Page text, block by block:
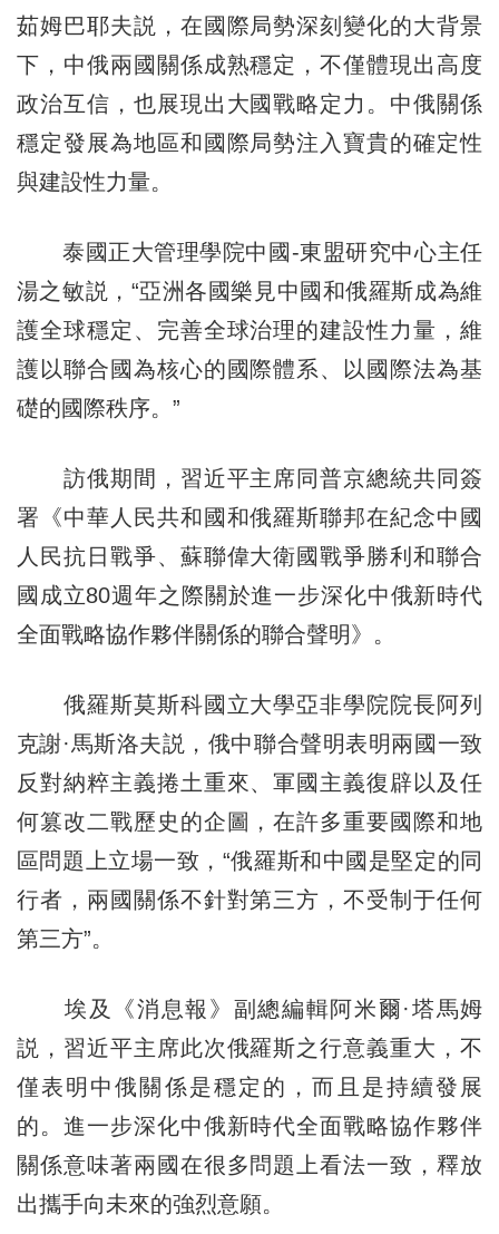
茹姆巴耶夫説，在國際局勢深刻變化的大背景
下，中俄兩國關係成熟穩定，不僅體現出高度
政治互信，也展現出大國戰略定力。中俄關係
穩定發展為地區和國際局勢注入寶貴的確定性
與建設性力量。
泰國正大管理學院中國-東盟研究中心主任
湯之敏説，“亞洲各國樂見中國和俄羅斯成為維
護全球穩定、完善全球治理的建設性力量，維
護以聯合國為核心的國際體系、以國際法為基
礎的國際秩序。”
訪俄期間，習近平主席同普京總統共同簽
署《中華人民共和國和俄羅斯聯邦在紀念中國
人民抗日戰爭、蘇聯偉大衛國戰爭勝利和聯合
國成立80週年之際關於進一步深化中俄新時代
全面戰略協作夥伴關係的聯合聲明》。
俄羅斯莫斯科國立大學亞非學院院長阿列
克謝·馬斯洛夫説，俄中聯合聲明表明兩國一致
反對納粹主義捲土重來、軍國主義復辟以及任
何篡改二戰歷史的企圖，在許多重要國際和地
區問題上立場一致，“俄羅斯和中國是堅定的同
行者，兩國關係不針對第三方，不受制于任何
第三方”。
埃及《消息報》副總編輯阿米爾·塔馬姆
説，習近平主席此次俄羅斯之行意義重大，不
僅表明中俄關係是穩定的，而且是持續發展
的。進一步深化中俄新時代全面戰略協作夥伴
關係意味著兩國在很多問題上看法一致，釋放
出攜手向未來的強烈意願。